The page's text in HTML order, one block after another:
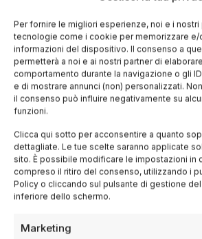
Per fornire le migliori esperienze, noi e i nostri
tecnologie come i cookie per memorizzare e/
informazioni del dispositivo. Il consenso a
permetterà a noi e ai nostri partner di
comportamento durante la navigazione o gli
e di mostrare annunci (non) personalizzati.
il consenso può influire negativamente su
funzioni.
Clicca qui sotto per acconsentire a quanto
dettagliate. Le tue scelte saranno applicate
sito. È possibile modificare le impostazioni in
compreso il ritiro del consenso, utilizzando i
Policy o cliccando sul pulsante di gestione
inferiore dello schermo.
Marketing
turismo sotterraneo
Condividi questo articolo
Twitter
LinkedIn